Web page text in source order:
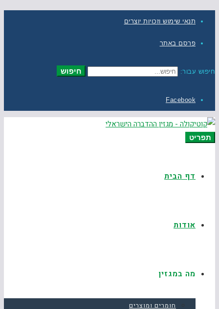
תנאי שימוש וזכויות יוצרים
פרסם באתר
חיפוש עבור: חיפוש
Facebook
תפריט
דף הבית
אודות
מה במגזין
חומרים ומוצרים